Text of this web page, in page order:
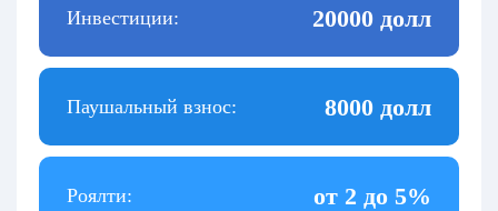
Инвестиции: 20000 долл
Паушальный взнос: 8000 долл
Роялти: от 2 до 5%